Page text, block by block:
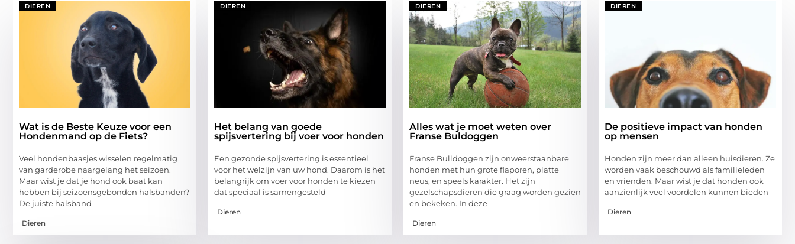
DIEREN
Wat is de Beste Keuze voor een
Hondenmand op de Fiets?
Veel hondenbaasjes wisselen regelmatig
van garderobe naargelang het seizoen.
Maar wist je dat je hond ook baat kan
hebben bij seizoensgebonden halsbanden?
De juiste halsband
Dieren
DIEREN
Het belang van goede
spijsvertering bij voer voor honden
Een gezonde spijsvertering is essentieel
voor het welzijn van uw hond. Daarom is het
belangrijk om voer voor honden te kiezen
dat speciaal is samengesteld
Dieren
DIEREN
Alles wat je moet weten over
Franse Buldoggen
Franse Bulldoggen zijn onweerstaanbare
honden met hun grote flaporen, platte
neus, en speels karakter. Het zijn
gezelschapsdieren die graag worden gezien
en bekeken. In deze
Dieren
DIEREN
De positieve impact van honden
op mensen
Honden zijn meer dan alleen huisdieren. Ze
worden vaak beschouwd als familieleden
en vrienden. Maar wist je dat honden ook
aanzienlijk veel voordelen kunnen bieden
Dieren